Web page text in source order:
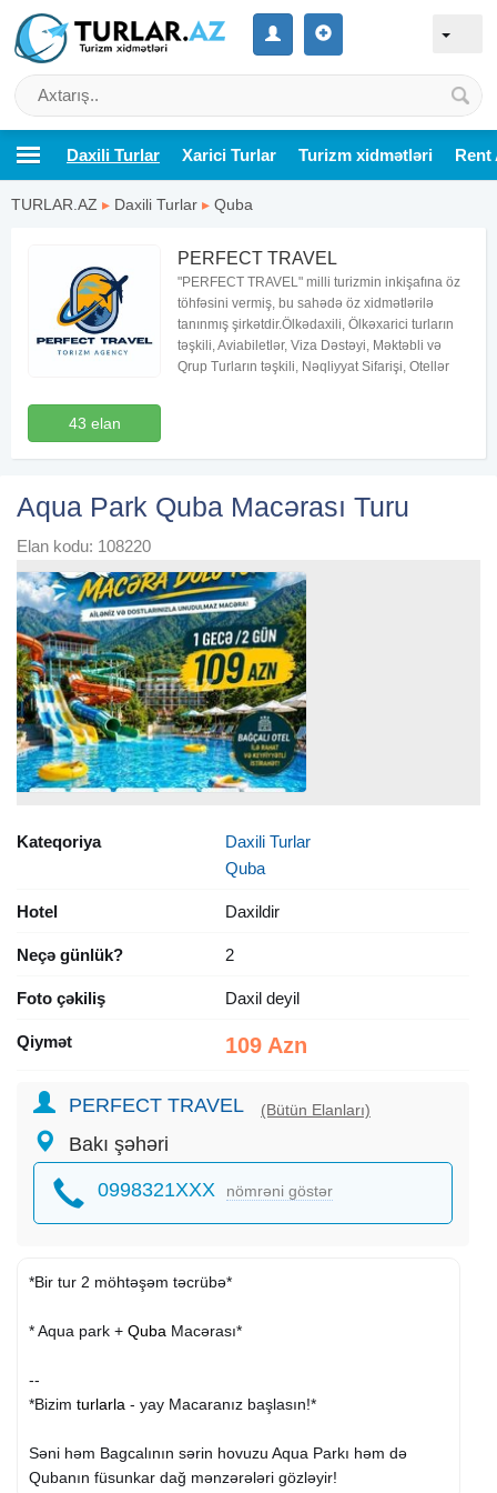
Daxili Turlar Xarici Turlar Turizm xidmətləri Rent
TURLAR.AZ ▸ Daxili Turlar ▸ Quba
43 elan
PERFECT TRAVEL
"PERFECT TRAVEL" milli turizmin inkişafına öz
töhfəsini vermiş, bu sahədə öz xidmətlərilə
tanınmış şirkətdir.Ölkədaxili, Ölkəxarici turların
təşkili, Aviabiletlər, Viza Dəstəyi, Məktəbli və
Qrup Turların təşkili, Nəqliyyat Sifarişi, Otellər
Aqua Park Quba Macərası Turu
Elan kodu: 108220
Kateqoriya
Daxili Turlar
Quba
Hotel Daxildir
Neçə günlük? 2
Foto çəkiliş Daxil deyil
Qiymət 109 Azn
PERFECT TRAVEL (Bütün Elanları)
Bakı şəhəri
0998321XXX nömrəni göstər
*Bir tur 2 möhtəşəm təcrübə*
* Aqua park + Quba Macərası*
--
*Bizim turlarla - yay Macaranız başlasın!*
Səni həm Bagcalının sərin hovuzu Aqua Parkı həm də
Qubanın füsunkar dağ mənzərələri gözləyir!